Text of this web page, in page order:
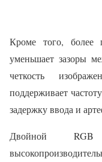
Кроме того, более
уменьшает зазоры
четкость
поддерживает
задержку ввода и
Двойной